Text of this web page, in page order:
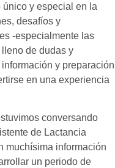
único y especial en la
desafíos y
-especialmente las
de dudas y
y preparación
en una experiencia
conversando
de Lactancia
muchísima información
un periodo de